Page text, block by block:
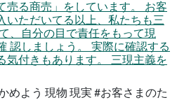
売る商売」をしています。 お客
いただいてる以上、私たちも三
、自分の目で責任をもって現
認しましょう。 実際に確認する
気付きもあります。 三現主義を
めよう 現物 現実 #お客さまのた